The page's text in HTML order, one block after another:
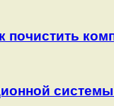
почистить